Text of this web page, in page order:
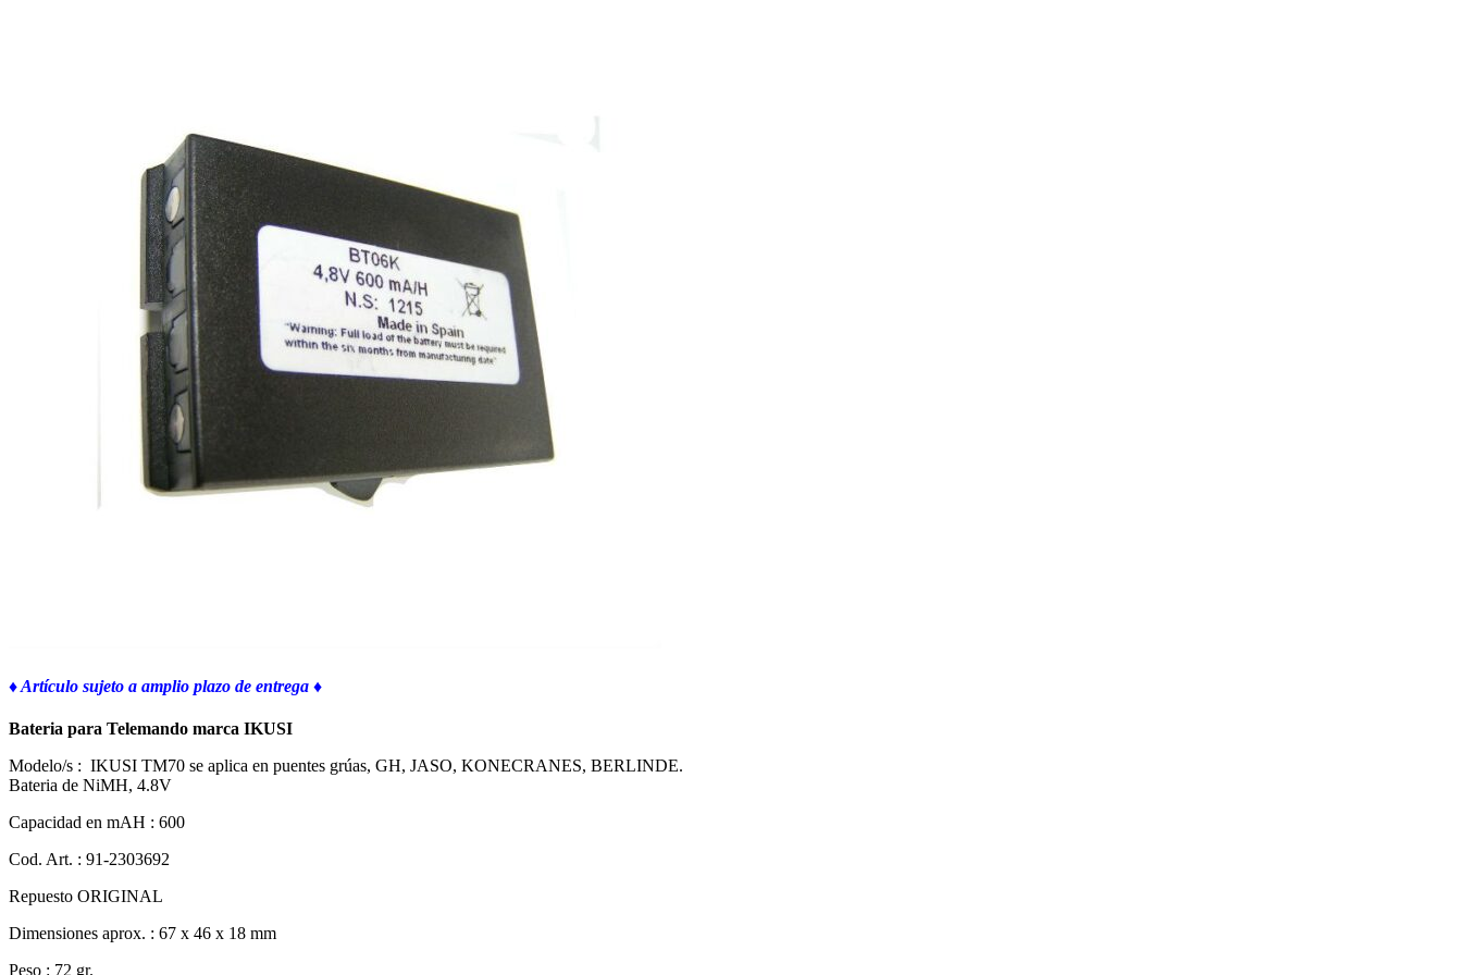
♦Artículo sujeto a amplio plazo de entrega ♦
Bateria para Telemando marca IKUSI
Modelo/s : IKUSI TM70 se aplica en puentes grúas, GH, JASO, KONECRANES, BERLINDE.
Bateria de NiMH, 4.8V
Capacidad en mAH : 600
Cod. Art. : 91-2303692
Repuesto ORIGINAL
Dimensiones aprox. : 67 x 46 x 18 mm
Peso : 72 gr.